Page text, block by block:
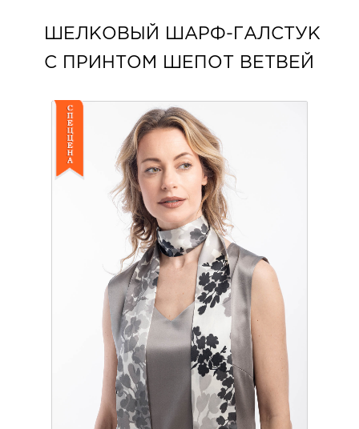
ШЕЛКОВЫЙ ШАРФ-ГАЛСТУК
С ПРИНТОМ ШЕПОТ ВЕТВЕЙ